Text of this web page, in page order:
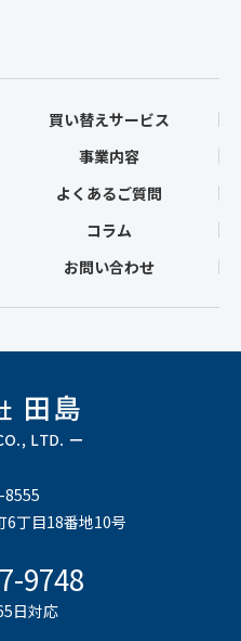
買い替えサービス
事業内容
よくあるご質問
コラム
お問い合わせ
8555
6丁目18番地10号
9748
日対応